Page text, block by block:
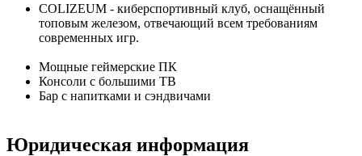
COLIZEUM - киберспортивный клуб, оснащённый
топовым железом, отвечающий всем требованиям
современных игр.
Мощные геймерские ПК
Консоли с большими ТВ
Бар с напитками и сэндвичами
Юридическая информация